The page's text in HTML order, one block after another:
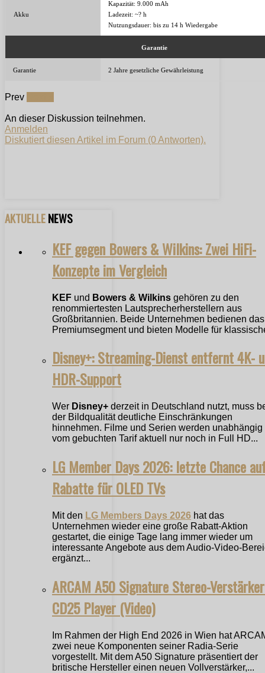
Akku
Kapazität: 9.000 mAh
Ladezeit: ~? h
Nutzungsdauer: bis zu 14 h Wiedergabe
Garantie
Garantie 2 Jahre gesetzliche Gewährleistung
Prev
An dieser Diskussion teilnehmen.
Anmelden
Diskutiert diesen Artikel im Forum (0 Antworten).
AKTUELLENEWS
KEF gegen Bowers & Wilkins: Zwei HiFi-
Konzepte im Vergleich
KEF und Bowers & Wilkins gehören zu den
renommiertesten Lautsprecherherstellern aus
Großbritannien. Beide Unternehmen bedienen das
Premiumsegment und bieten Modelle für
Disney+: Streaming-Dienst entfernt 4K-
HDR-Support
Wer Disney+ derzeit in Deutschland nutzt, muss
der Bildqualität deutliche Einschränkungen
hinnehmen. Filme und Serien werden unabhängig
vom gebuchten Tarif aktuell nur noch in Full HD...
LG Member Days 2026: letzte Chance
Rabatte für OLED TVs
Mit den LG Members Days 2026 hat das
Unternehmen wieder eine große Rabatt-Aktion
gestartet, die einige Tage lang immer wieder um
interessante Angebote aus dem Audio-Video-
ergänzt...
ARCAM A50 Signature Stereo-
CD25 Player (Video)
Im Rahmen der High End 2026 in Wien hat
zwei neue Komponenten seiner Radia-Serie
vorgestellt. Mit dem A50 Signature präsentiert der
britische Hersteller einen neuen Vollverstärker,...